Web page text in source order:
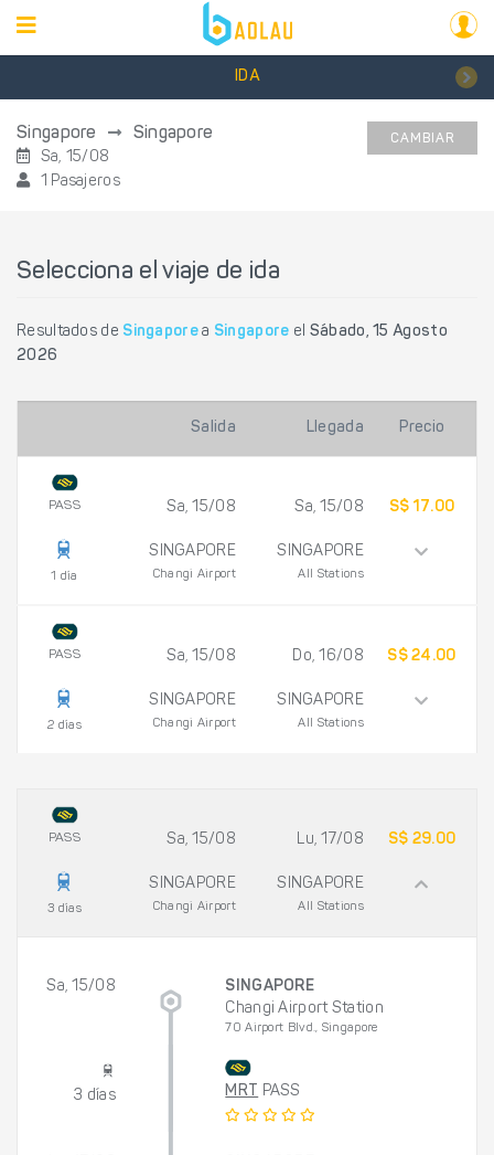
IDA
Singapore Singapore
Sa, 15/08
1 Pasajeros
CAMBIAR
Selecciona el viaje de ida
Resultados de Singaporea Singapore el Sábado, 15 Agosto
2026
Salida Llegada Precio
PASS
1 día
Sa, 15/08
SINGAPORE
Changi Airport
Sa, 15/08
SINGAPORE
All Stations
S$ 17.00
PASS
2 días
Sa, 15/08
SINGAPORE
Changi Airport
Do, 16/08
SINGAPORE
All Stations
S$ 24.00
PASS
3 días
Sa, 15/08
SINGAPORE
Changi Airport
Lu, 17/08
SINGAPORE
All Stations
S$ 29.00
Sa, 15/08
SINGAPORE
Changi Airport Station
70 Airport Blvd., Singapore
3 días MRT PASS